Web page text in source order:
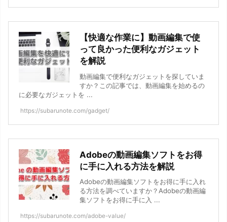
【快適な作業に】動画編集で使
って良かった便利なガジェット
を解説
動画編集で便利なガジェットを探していま
すか？この記事では、動画編集を始めるの
に必要なガジェットを ...
https://subarunote.com/gadget/
Adobeの動画編集ソフトをお得
に手に入れる方法を解説
Adobeの動画編集ソフトをお得に手に入れ
る方法を調べていますか？Adobeの動画編
集ソフトをお得に手に入 ...
https://subarunote.com/adobe-value/